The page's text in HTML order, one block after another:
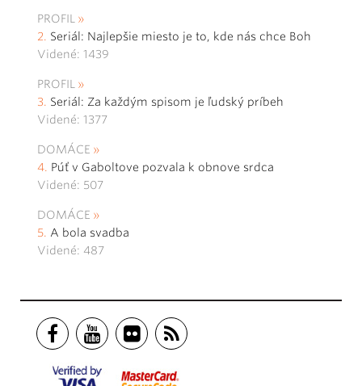
PROFIL
Seriál: Najlepšie miesto je to, kde nás chce Boh
Videné: 1439
PROFIL
Seriál: Za každým spisom je ľudský príbeh
Videné: 1377
DOMÁCE
Púť v Gaboltove pozvala k obnove srdca
Videné: 507
DOMÁCE
A bola svadba
Videné: 487